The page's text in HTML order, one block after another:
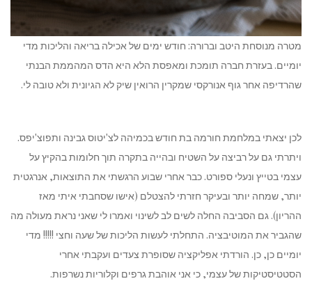
מטרה מנוסחת היטב וברורה: חודש ימים של אכילה בריאה והליכות מדי
יומיים. בעזרת חברה תומכת ומאפסת הלא היא הדס המהממת הבנתי
שהרדיפה אחר גוף אנורקסי שמקרין הרואין שיק לא הגיונית ולא טובה לי.
לכן יצאתי במלחמת חורמה בת חודש בכמיהה לצ'יטוס גבינה ותפוצ'יפס.
ויתרתי גם על רביצה על השטיח ובהייה בתקרה תוך חלומות בהקיץ על
עצמי בטייץ ונעלי ספורט. כבר אחרי שבוע הרגשתי את התוצאות, אנרגטית
יותר, שמחה יותר ובעיקר חזרתי להצטלם (אישו שסחבתי איתי מאז
ההריון). גם הסביבה החלה לשים לב לשינוי ואמרו לי שאני נראת מעולה מה
שהגביר את המוטיבציה. התחלתי לעשות הליכות של שעה וחצי !!!!! מדי
יומיים כן, כן. הורדתי אפליקציה שסופרת צעדים ועקבתי אחרי
הסטטיסטיקות של עצמי, כי אני אוהבת גרפים וקלוריות נשרפות.